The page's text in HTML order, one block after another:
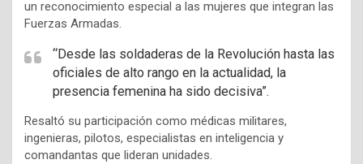
un reconocimiento especial a las mujeres que integran las
Fuerzas Armadas.
“Desde las soldaderas de la Revolución hasta las
oficiales de alto rango en la actualidad, la
presencia femenina ha sido decisiva”.
Resaltó su participación como médicas militares,
ingenieras, pilotos, especialistas en inteligencia y
comandantas que lideran unidades.